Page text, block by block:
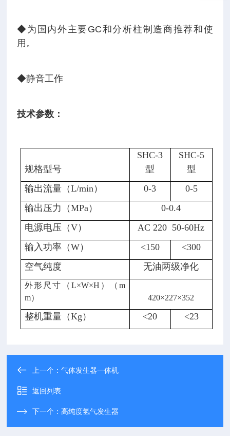
◆为国内外主要GC和分析柱制造商推荐和使
用。
◆静音工作
技术参数：
规格型号
SHC-3
型
SHC-5
型
输出流量（L/min） 0-3
0-5
输出压力 （MPa）
0-0.4
电源电压 （V）
AC 220 50-60Hz
输入功率（W） <150
<300
空气纯度
无油两级净化
外形尺寸 （ L×W×H ）（m
m） 420×227×352
整机重量（Kg ） <20 <23
上一个：气体发生器一体机
返回列表
下一个：高纯度氢气发生器